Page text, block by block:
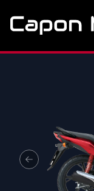
Previous slide